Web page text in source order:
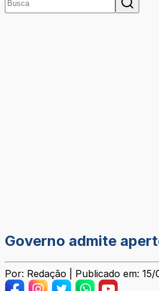
Governo admite
Por: Redação | Publicado em: